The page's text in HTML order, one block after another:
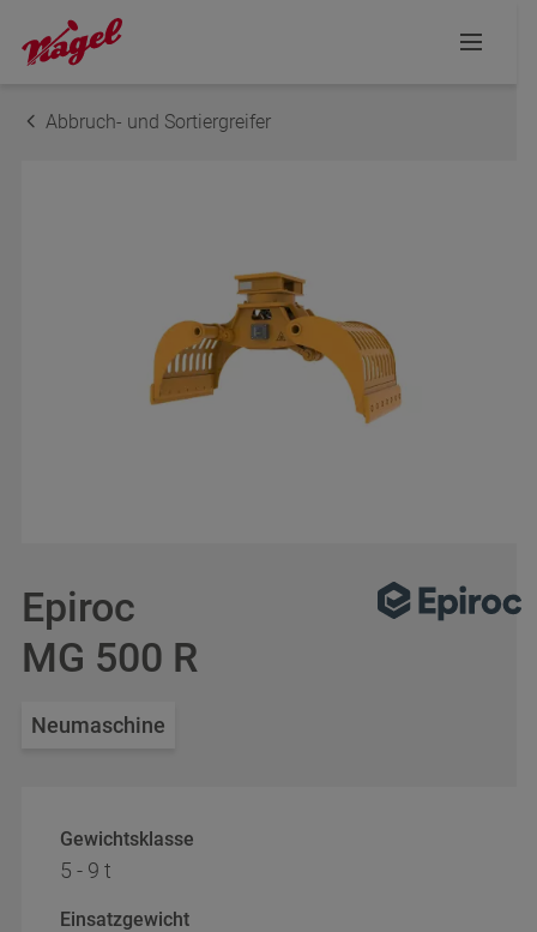
Abbruch- und Sortiergreifer
Epiroc
MG 500 R
Neumaschine
Gewichtsklasse
5 - 9 t
Einsatzgewicht